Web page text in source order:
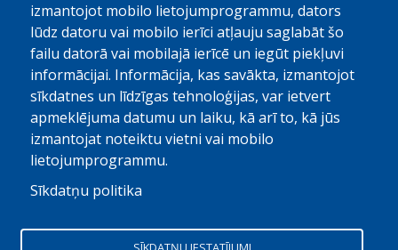
1 km OpenStreetMap contributors
Visas tiesības aizsargātas. Pārpublicēšanas gadijumā atsauce
izmantojot mobilo lietojumprogrammu, dators
lūdz datoru vai mobilo ierīci atļauju saglabāt šo
failu datorā vai mobilajā ierīcē un iegūt piekļuvi
informācijai. Informācija, kas savākta, izmantojot
sīkdatnes un līdzīgas tehnoloģijas, var ietvert
apmeklējuma datumu un laiku, kā arī to, kā jūs
izmantojat noteiktu vietni vai mobilo
lietojumprogrammu.
Sīkdatņu politika